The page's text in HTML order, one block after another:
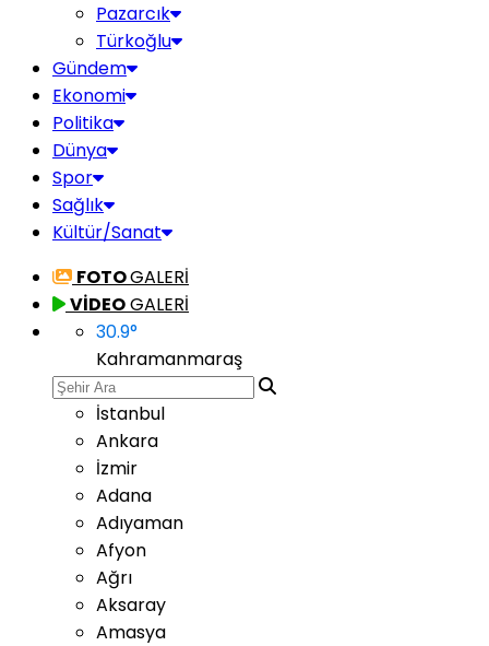
Pazarcık
Türkoğlu
Gündem
Ekonomi
Politika
Dünya
Spor
Sağlık
Kültür/Sanat
FOTOGALERİ
VİDEOGALERİ
30.9°
Kahramanmaraş
İstanbul
Ankara
İzmir
Adana
Adıyaman
Afyon
Ağrı
Aksaray
Amasya